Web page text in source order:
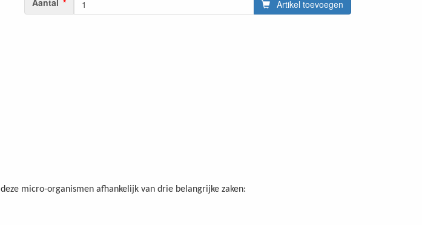
Aantal Artikel toevoegen
micro-organismen afhankelijk van drie belangrijke zaken: